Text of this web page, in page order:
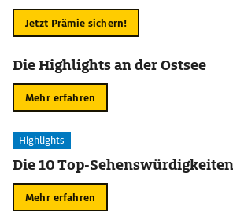
Jetzt Prämie sichern!
Die Highlights an der Ostsee
Mehr erfahren
Highlights
Die 10 Top-
Mehr erfahren